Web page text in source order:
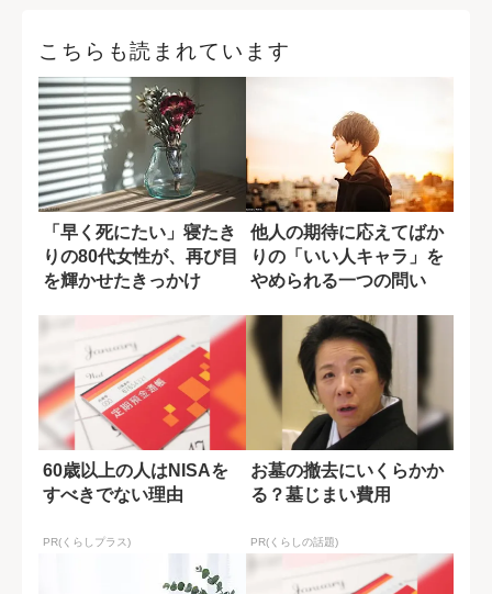
こちらも読まれています
「早く死にたい」寝たき
りの80代女性が、再び目
を輝かせたきっかけ
他人の期待に応えてばか
りの「いい人キャラ」を
やめられる一つの問い
60歳以上の人はNISAを
すべきでない理由
PR(くらしプラス)
お墓の撤去にいくらかか
る？墓じまい費用
PR(くらしの話題)